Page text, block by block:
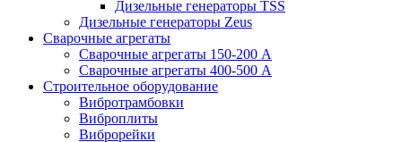
Дизельные генераторы TSS
Дизельные генераторы Zeus
Сварочные агрегаты
Сварочные агрегаты 150-200 А
Сварочные агрегаты 400-500 А
Строительное оборудование
Вибротрамбовки
Виброплиты
Виброрейки